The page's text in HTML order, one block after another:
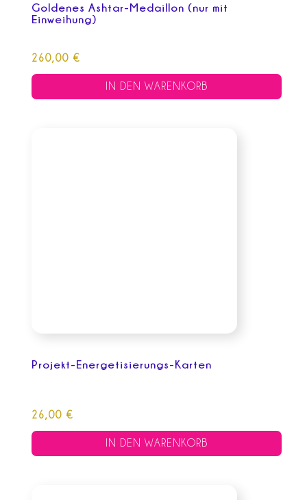
Goldenes Ashtar-Medaillon (nur mit
Einweihung)
260,00€
IN DEN WARENKORB
Projekt-Energetisierungs-Karten
26,00€
IN DEN WARENKORB